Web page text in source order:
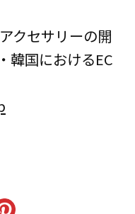
クセサリーの開
韓国におけるEC